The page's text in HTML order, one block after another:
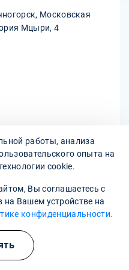
Московская
Мцыри, 4
на прием
работы, анализа
опыта на
cookie.
Вы соглашаетесь с
Вашем устройстве на
конфиденциальности.